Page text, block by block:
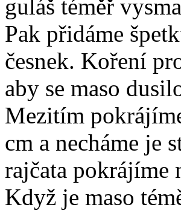
guláš téměř
Pak přidáme
česnek. Koření
aby se maso
Mezitím
cm a necháme je
rajčata pokrájíme
Když je maso